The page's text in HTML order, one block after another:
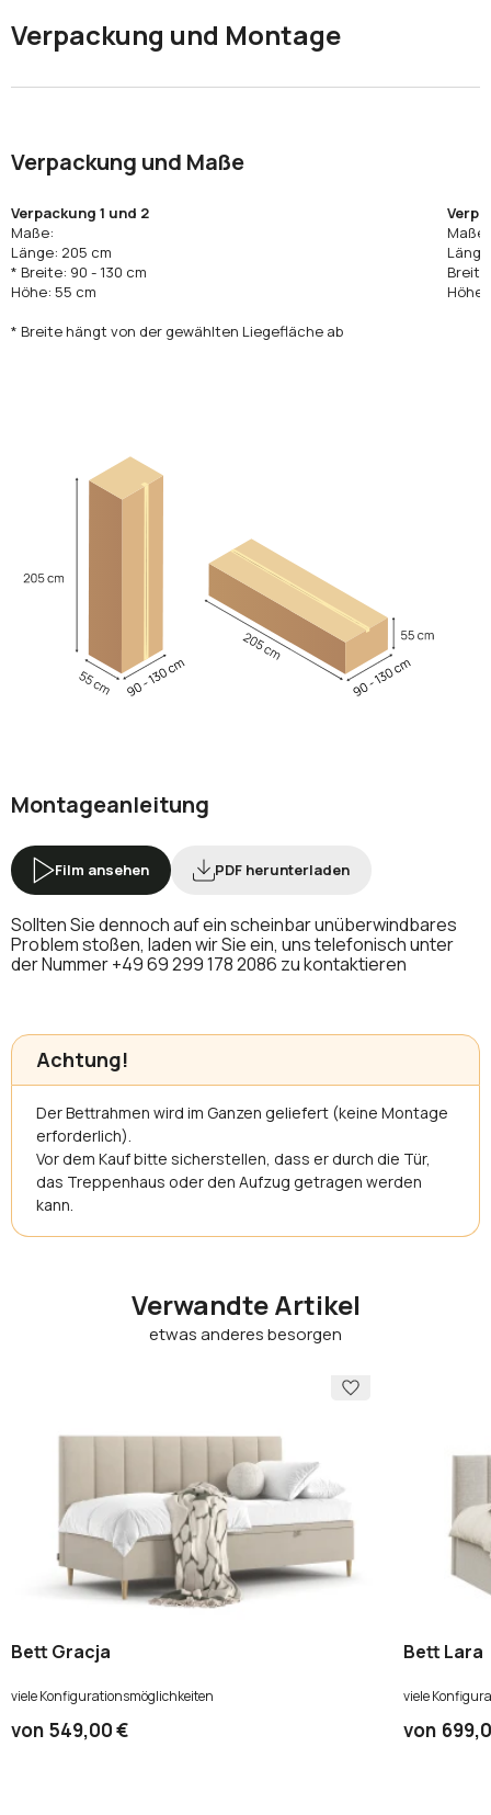
Verpackung und Montage
Verpackung und Maße
Verpackung 1 und 2
Maße:
Länge: 205 cm
* Breite: 90 - 130 cm
Höhe: 55 cm
* Breite hängt von der gewählten Liegefläche ab
Maße:
Höhe:
Montageanleitung
Film ansehen PDF herunterladen
Sollten Sie dennoch auf ein scheinbar unüberwindbares
Problem stoßen, laden wir Sie ein, uns telefonisch unter
der Nummer+49 69 299 178 2086 zu kontaktieren
Achtung!
Der Bettrahmen wird im Ganzen geliefert (keine Montage
erforderlich).
Vor dem Kauf bitte sicherstellen, dass er durch die Tür,
das Treppenhaus oder den Aufzug getragen werden
kann.
Verwandte Artikel
etwas anderes besorgen
Bett Gracja
viele Konfigurationsmöglichkeiten
von 549,00 €
Bett Lara
viele
von